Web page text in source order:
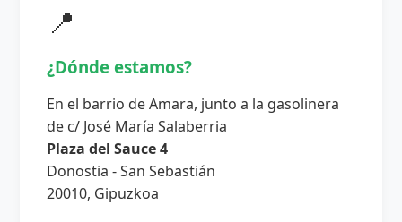
📍
¿Dónde estamos?
En el barrio de Amara, junto a la gasolinera
de c/ José María Salaberria
Plaza del Sauce 4
Donostia - San Sebastián
20010, Gipuzkoa